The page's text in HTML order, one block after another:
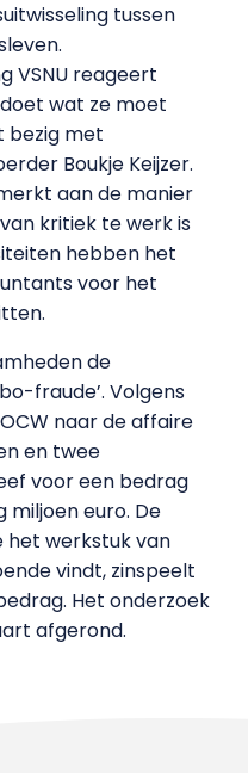
tussen
VSNU reageert
wat ze moet
bezig met
Boukje Keijzer.
aan de manier
kritiek te werk is
hebben het
voor het
de
fraude’. Volgens
naar de affaire
en twee
voor een bedrag
miljoen euro. De
het werkstuk van
vindt, zinspeelt
Het onderzoek
afgerond.